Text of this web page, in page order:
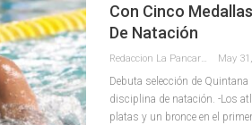
Con Cinco
De Natación
May
Debuta selección de
disciplina de natación.-Los
platas y un bronce en el